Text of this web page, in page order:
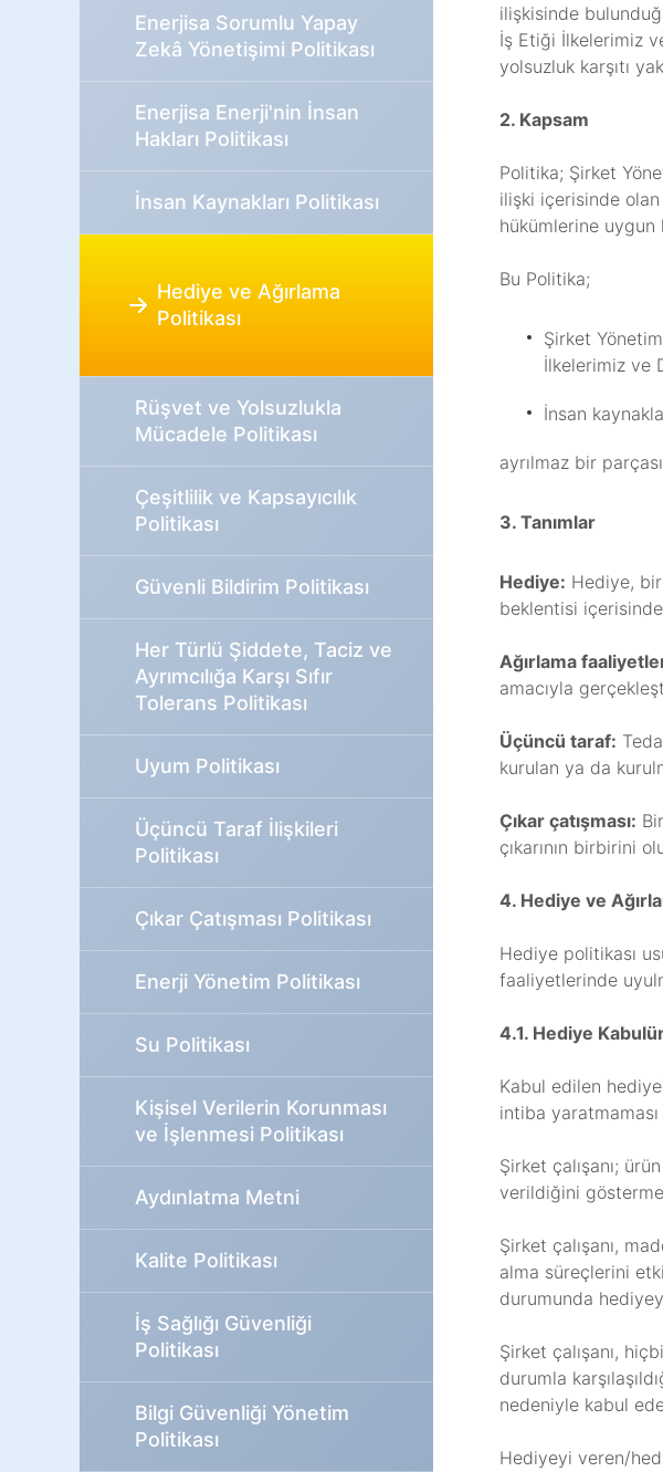
Enerjisa Sorumlu Yapay
Zekâ Yönetişimi Politikası
Enerjisa Enerji'nin İnsan
Hakları Politikası
İnsan Kaynakları Politikası
Hediye ve Ağırlama
Politikası
Rüşvet ve Yolsuzlukla
Mücadele Politikası
Çeşitlilik ve Kapsayıcılık
Politikası
Güvenli Bildirim Politikası
Her Türlü Şiddete, Taciz ve
Ayrımcılığa Karşı Sıfır
Tolerans Politikası
Uyum Politikası
Üçüncü Taraf İlişkileri
Politikası
Çıkar Çatışması Politikası
Enerji Yönetim Politikası
Su Politikası
Kişisel Verilerin Korunması
ve İşlenmesi Politikası
Aydınlatma Metni
Kalite Politikası
İş Sağlığı Güvenliği
Politikası
Bilgi Güvenliği Yönetim
Politikası
ilişkisinde
İş Etiği İlkelerimiz
yolsuzluk karşıtı
2. Kapsam
Politika; Şirket
ilişki içerisinde
hükümlerine
Bu Politika;
Şirket
İlkelerimiz ve
İnsan
ayrılmaz bir
3. Tanımlar
Hediye: Hediye,
beklentisi
Ağırlama
amacıyla
Üçüncü taraf:
kurulan ya da
Çıkar çatışması:
çıkarının birbirini
4. Hediye ve
Hediye politikası
faaliyetlerinde
4.1. Hediye
Kabul edilen
intiba
Şirket çalışanı;
verildiğini
Şirket çalışanı,
alma süreçlerini
durumunda
Şirket çalışanı,
durumla
nedeniyle kabul
Hediyeyi veren/